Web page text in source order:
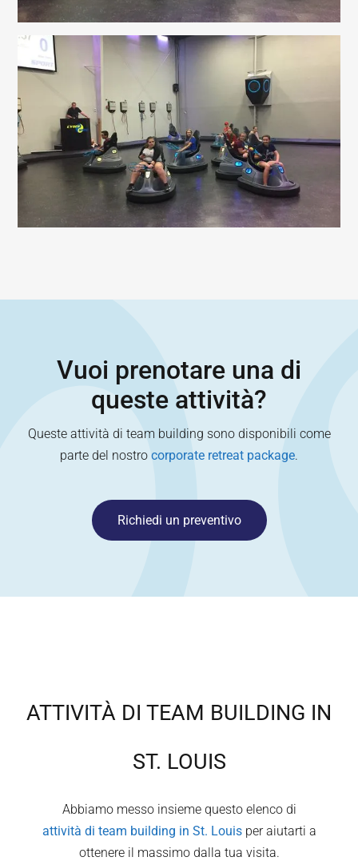
Vuoi prenotare una di
queste attività?
Queste attività di team building sono disponibili come
parte del nostro corporate retreat package.
Richiedi un preventivo
ATTIVITÀ DI TEAM BUILDING IN
ST. LOUIS
Abbiamo messo insieme questo elenco di
attività di team building in St. Louisper aiutarti a
ottenere il massimo dalla tua visita.